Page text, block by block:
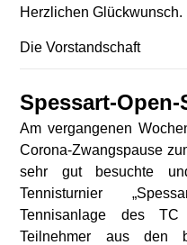
Herzlichen Glückwunsch.
Die Vorstandschaft
Spessart-Open-
Am vergangenen
Corona-Zwangspause
sehr gut besuchte
Tennisturnier
Tennisanlage des
Teilnehmer aus den